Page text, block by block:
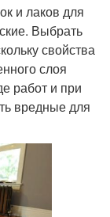
и лаков для
Выбрать
свойства
слоя
работ и при
вредные для